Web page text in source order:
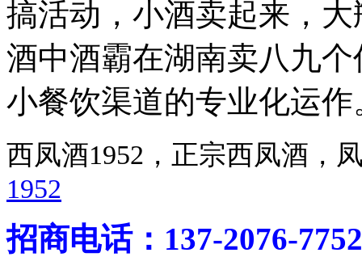
搞活动，小酒卖起来，
酒中酒霸在湖南卖八九
小餐饮渠道的专业化运作
西凤酒1952，正宗西凤酒
1952
招商电话：137-2076-7752